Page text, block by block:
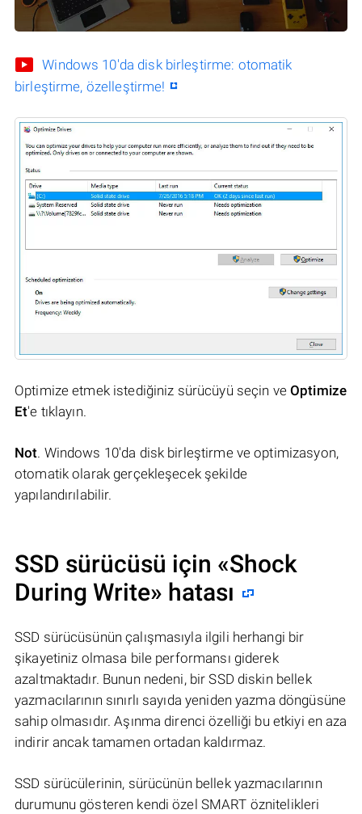
Windows 10'da disk birleştirme: otomatik
birleştirme, özelleştirme!
Optimize etmek istediğiniz sürücüyü seçin ve Optimize
Et'e tıklayın.
Not. Windows 10'da disk birleştirme ve optimizasyon,
otomatik olarak gerçekleşecek şekilde
yapılandırılabilir.
SSD sürücüsü için «Shock
During Write» hatası
SSD sürücüsünün çalışmasıyla ilgili herhangi bir
şikayetiniz olmasa bile performansı giderek
azaltmaktadır. Bunun nedeni, bir SSD diskin bellek
yazmacılarının sınırlı sayıda yeniden yazma döngüsüne
sahip olmasıdır. Aşınma direnci özelliği bu etkiyi en aza
indirir ancak tamamen ortadan kaldırmaz.
SSD sürücülerinin, sürücünün bellek yazmacılarının
durumunu gösteren kendi özel SMART öznitelikleri